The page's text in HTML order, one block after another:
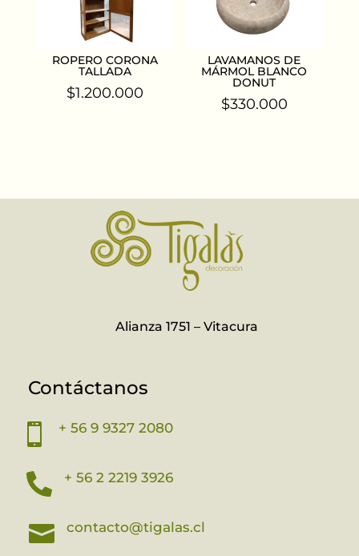
ROPERO CORONA
TALLADA
$1.200.000
LAVAMANOS DE
MÁRMOL BLANCO
DONUT
$330.000
Alianza 1751 – Vitacura
Contáctanos
 + 56 9 9327 2080
 + 56 2 2219 3926
 contacto@tigalas.cl